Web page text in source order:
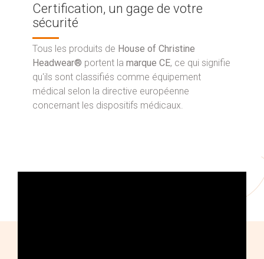
Certification, un gage de votre
sécurité
Tous les produits de House of Christine
Headwear® portent la marque CE, ce qui signifie
qu'ils sont classifiés comme équipement
médical selon la directive européenne
concernant les dispositifs médicaux.